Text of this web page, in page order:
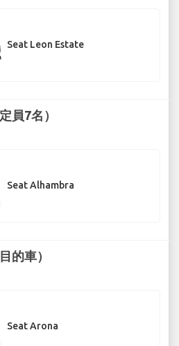
Seat Leon Estate
員7名）
Seat Alhambra
的車）
Seat Arona